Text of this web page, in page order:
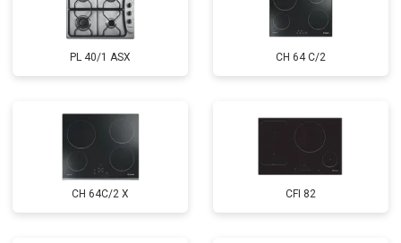
PL 40/1 ASX CH 64 C/2
CH 64C/2 X CFI 82